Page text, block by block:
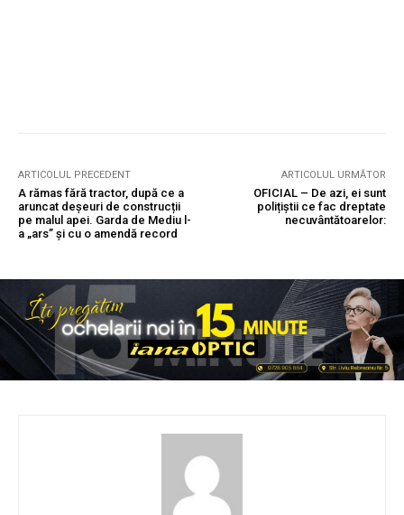
ARTICOLUL PRECEDENT
A rămas fără tractor, după ce a
aruncat deșeuri de construcții
pe malul apei. Garda de Mediu l-
a „ars” și cu o amendă record
ARTICOLUL URMĂTOR
OFICIAL – De azi, ei sunt
polițiștii ce fac dreptate
necuvântătoarelor: